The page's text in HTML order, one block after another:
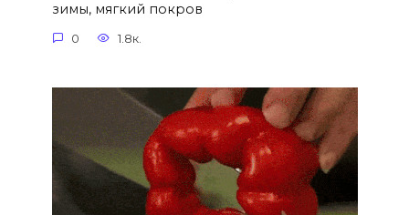
зимы, мягкий покров
0 1.8к.